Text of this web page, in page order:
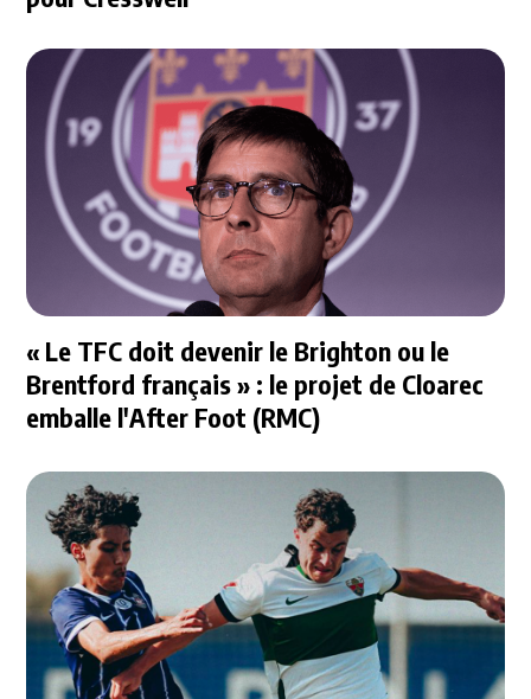
« Le TFC doit devenir le Brighton ou le
Brentford français » : le projet de Cloarec
emballe l'After Foot (RMC)